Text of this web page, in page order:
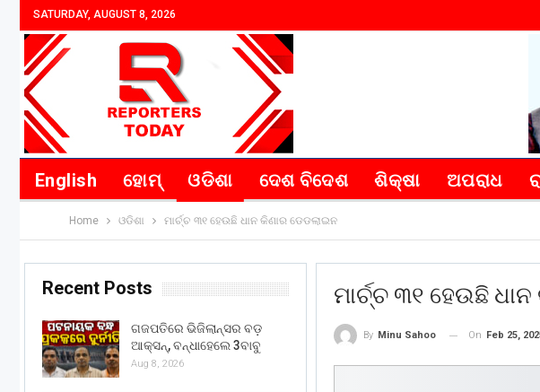
SATURDAY, AUGUST 8, 2026
English ହୋମ୍ ଓଡିଶା ଦେଶ ବିଦେଶ ଶିକ୍ଷା ଅପରାଧ
Home ଓଡିଶା ମାର୍ଚ୍ଚ ୩୧ ହେଉଛି ଧାନ କିଣାର ଡେଡଲାଇନ
ମାର୍ଚ୍ଚ ୩୧ ହେଉଛି
By Minu Sahoo On Feb 25,
Recent Posts
ଗଜପତିରେ ଭିଜିଲାନ୍ସର ବଡ଼
ଆକ୍ସନ୍, ବନ୍ଧାହେଲେ 3ବାବୁ
Aug 8, 2026